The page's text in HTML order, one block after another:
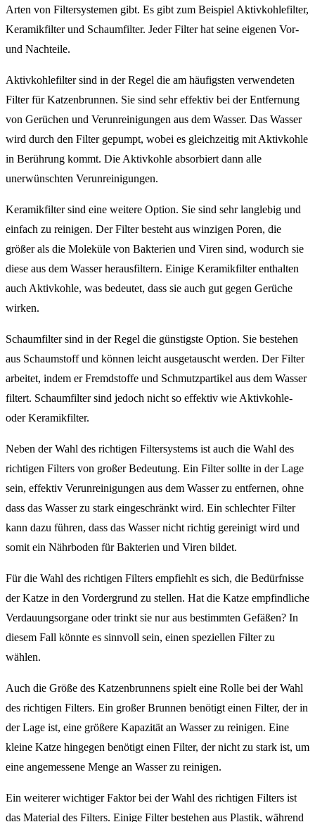
Arten von Filtersystemen gibt. Es gibt zum Beispiel Aktivkohlefilter,
Keramikfilter und Schaumfilter. Jeder Filter hat seine eigenen Vor-
und Nachteile.
Aktivkohlefilter sind in der Regel die am häufigsten verwendeten
Filter für Katzenbrunnen. Sie sind sehr effektiv bei der Entfernung
von Gerüchen und Verunreinigungen aus dem Wasser. Das Wasser
wird durch den Filter gepumpt, wobei es gleichzeitig mit Aktivkohle
in Berührung kommt. Die Aktivkohle absorbiert dann alle
unerwünschten Verunreinigungen.
Keramikfilter sind eine weitere Option. Sie sind sehr langlebig und
einfach zu reinigen. Der Filter besteht aus winzigen Poren, die
größer als die Moleküle von Bakterien und Viren sind, wodurch sie
diese aus dem Wasser herausfiltern. Einige Keramikfilter enthalten
auch Aktivkohle, was bedeutet, dass sie auch gut gegen Gerüche
wirken.
Schaumfilter sind in der Regel die günstigste Option. Sie bestehen
aus Schaumstoff und können leicht ausgetauscht werden. Der Filter
arbeitet, indem er Fremdstoffe und Schmutzpartikel aus dem Wasser
filtert. Schaumfilter sind jedoch nicht so effektiv wie Aktivkohle-
oder Keramikfilter.
Neben der Wahl des richtigen Filtersystems ist auch die Wahl des
richtigen Filters von großer Bedeutung. Ein Filter sollte in der Lage
sein, effektiv Verunreinigungen aus dem Wasser zu entfernen, ohne
dass das Wasser zu stark eingeschränkt wird. Ein schlechter Filter
kann dazu führen, dass das Wasser nicht richtig gereinigt wird und
somit ein Nährboden für Bakterien und Viren bildet.
Für die Wahl des richtigen Filters empfiehlt es sich, die Bedürfnisse
der Katze in den Vordergrund zu stellen. Hat die Katze empfindliche
Verdauungsorgane oder trinkt sie nur aus bestimmten Gefäßen? In
diesem Fall könnte es sinnvoll sein, einen speziellen Filter zu
wählen.
Auch die Größe des Katzenbrunnens spielt eine Rolle bei der Wahl
des richtigen Filters. Ein großer Brunnen benötigt einen Filter, der in
der Lage ist, eine größere Kapazität an Wasser zu reinigen. Eine
kleine Katze hingegen benötigt einen Filter, der nicht zu stark ist, um
eine angemessene Menge an Wasser zu reinigen.
Ein weiterer wichtiger Faktor bei der Wahl des richtigen Filters ist
das Material des Filters. Einige Filter bestehen aus Plastik, während